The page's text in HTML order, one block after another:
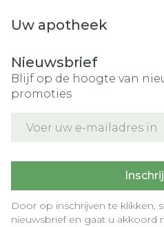
Uw apotheek
Nieuwsbrief
Blijf op de hoogte van
promoties
Door op inschrijven te klikken,
nieuwsbrief en gaat u akkoord